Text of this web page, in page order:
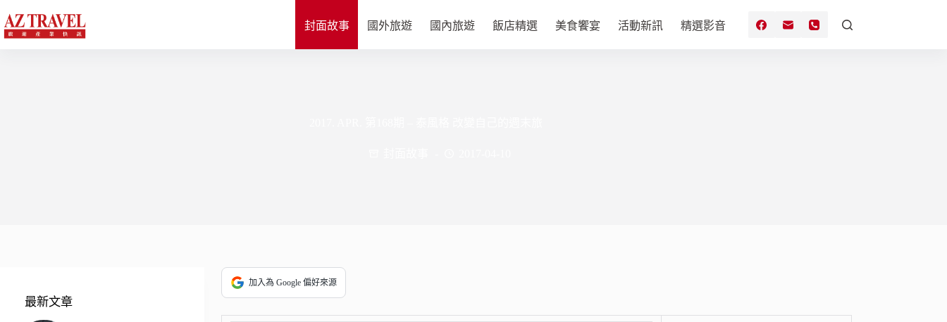
至
主
封面故事 國外旅遊 國內旅遊 飯店精選 美食饗宴 活動新訊 精選影音
加入為 Google 偏好來源
最新文章